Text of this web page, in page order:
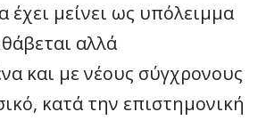
έχει μείνει ως υπόλειμμα
αλλά
και με νέους σύγχρονους
κατά την επιστημονική